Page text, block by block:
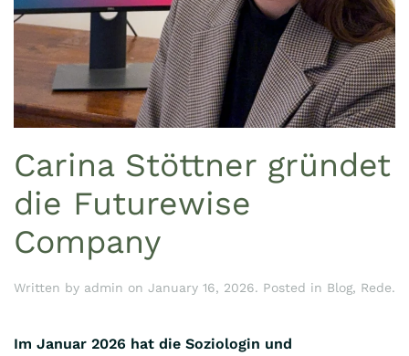
Carina Stöttner gründet
die Futurewise
Company
Written by admin on January 16, 2026. Posted in Blog, Rede.
Im Januar 2026 hat die Soziologin und